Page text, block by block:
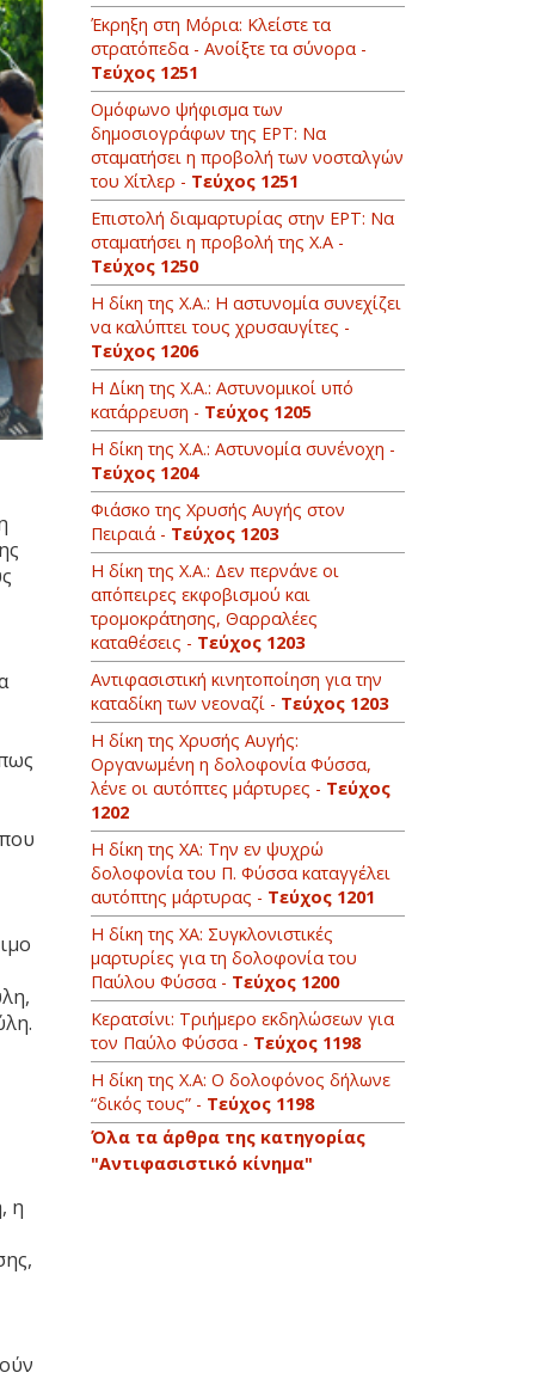
η
Έκρηξη στη Μόρια: Κλείστε τα
στρατόπεδα - Ανοίξτε τα σύνορα -
Τεύχος 1251
Oμόφωνο ψήφισμα των
δημοσιογράφων της ΕΡΤ: Να
σταματήσει η προβολή των νοσταλγών
του Χίτλερ - Τεύχος 1251
Επιστολή διαμαρτυρίας στην ΕΡΤ: Να
σταματήσει η προβολή της Χ.Α -
Τεύχος 1250
H δίκη της Χ.Α.: Η αστυνομία συνεχίζει
να καλύπτει τους χρυσαυγίτες -
Τεύχος 1206
Η Δίκη της Χ.Α.: Αστυνομικοί υπό
κατάρρευση - Τεύχος 1205
Η δίκη της Χ.Α.: Αστυνομία συνένοχη -
Τεύχος 1204
Φιάσκο της Χρυσής Αυγής στον
Πειραιά - Τεύχος 1203
H δίκη της Χ.Α.: Δεν περνάνε οι
απόπειρες εκφοβισμού και
τρομοκράτησης, Θαρραλέες
καταθέσεις - Τεύχος 1203
Αντιφασιστική κινητοποίηση για την
καταδίκη των νεοναζί - Τεύχος 1203
Η δίκη της Χρυσής Αυγής:
Οργανωμένη η δολοφονία Φύσσα,
λένε οι αυτόπτες μάρτυρες - Τεύχος
1202
Η δίκη της ΧΑ: Την εν ψυχρώ
δολοφονία του Π. Φύσσα καταγγέλει
αυτόπτης μάρτυρας - Τεύχος 1201
Η δίκη της ΧΑ: Συγκλονιστικές
μαρτυρίες για τη δολοφονία του
Παύλου Φύσσα - Τεύχος 1200
Κερατσίνι: Τριήμερο εκδηλώσεων για
τον Παύλο Φύσσα - Τεύχος 1198
Η δίκη της Χ.Α: Ο δολοφόνος δήλωνε
“δικός τους” - Τεύχος 1198
Όλα τα άρθρα της κατηγορίας
"Αντιφασιστικό κίνημα"